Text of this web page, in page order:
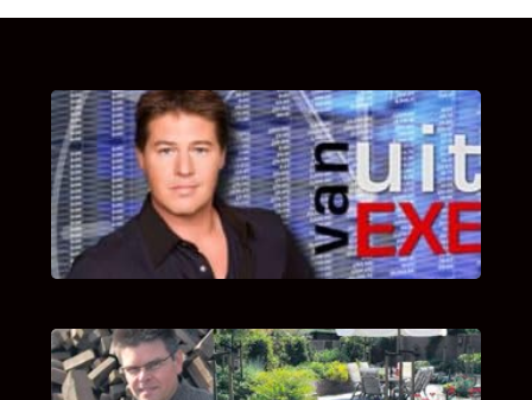
UITSTEL VAN EXECUTIE
Bekijk hier de fragmenten van de deelname
van Bricks and Stones aan dit programma.
INTERVIEW MET HANS BOEREMA